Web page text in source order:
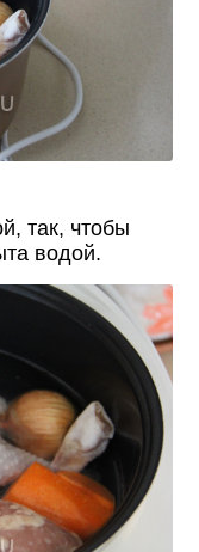
так, чтобы
водой.